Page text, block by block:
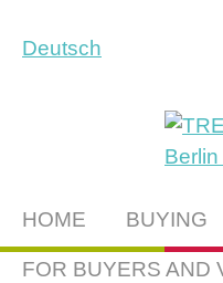
Deutsch
HOME BUYING
FOR BUYERS AND